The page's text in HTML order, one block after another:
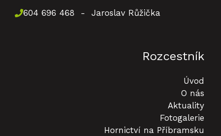
604 696 468 - Jaroslav Růžička
Rozcestník
Úvod
O nás
Aktuality
Fotogalerie
Hornictví na Příbramsku